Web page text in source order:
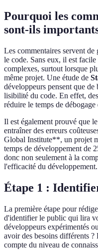
Pourquoi les
sont-ils
Les commentaires servent
le code. Sans eux, il est
complexes, surtout lorsque
même projet. Une étude de
développeurs pensent que
lisibilité du code. En effet,
réduire le temps de débogage
Il est également prouvé que
entraîner des erreurs
Global Institute**, un projet
temps de développement de
donc non seulement à la
l'efficacité du développement.
Étape 1 :
La première étape pour
d'identifier le public qui lira
développeurs expérimentés
avoir des besoins différents
compte du niveau de